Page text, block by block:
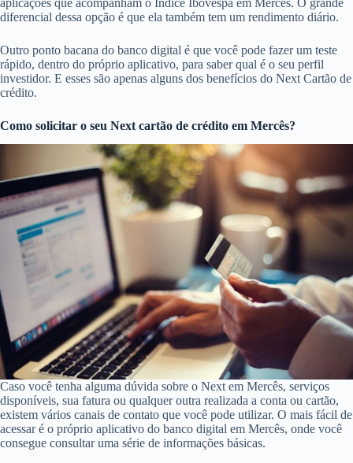
diferencial dessa opção é que ela também tem um rendimento diário.
Outro ponto bacana do banco digital é que você pode fazer um teste
rápido, dentro do próprio aplicativo, para saber qual é o seu perfil
investidor. E esses são apenas alguns dos benefícios do Next Cartão de
crédito.
Como solicitar o seu Next cartão de crédito em Mercês?
Caso você tenha alguma dúvida sobre o Next em Mercês, serviços
disponíveis, sua fatura ou qualquer outra realizada a conta ou cartão,
existem vários canais de contato que você pode utilizar. O mais fácil de
acessar é o próprio aplicativo do banco digital em Mercês, onde você
consegue consultar uma série de informações básicas.